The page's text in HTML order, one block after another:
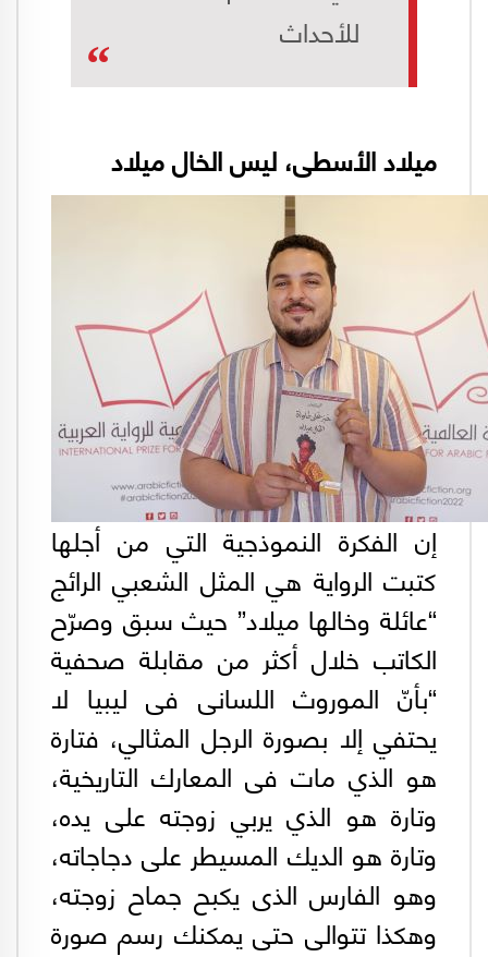
للأحداث
ميلاد الأسطى، ليس الخال ميلاد
إن الفكرة النموذجية التي من أجلها
كتبت الرواية هي المثل الشعبي الرائج
“عائلة وخالها ميلاد” حيث سبق وصرّح
الكاتب خلال أكثر من مقابلة صحفية
“بأنّ الموروث اللسانى فى ليبيا لا
يحتفي إلا بصورة الرجل المثالي، فتارة
هو الذي مات فى المعارك التاريخية،
وتارة هو الذي يربي زوجته على يده،
وتارة هو الديك المسيطر على دجاجاته،
وهو الفارس الذى يكبح جماح زوجته،
وهكذا تتوالى حتى يمكنك رسم صورة